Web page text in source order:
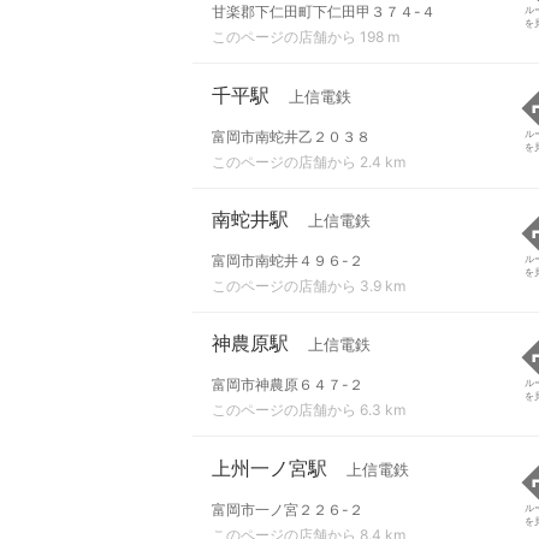
甘楽郡下仁田町下仁田甲３７４-４
このページの店舗から 198 m
ル
を
千平駅 上信電鉄
富岡市南蛇井乙２０３８
このページの店舗から 2.4 km
ル
を
南蛇井駅 上信電鉄
富岡市南蛇井４９６-２
このページの店舗から 3.9 km
ル
を
神農原駅 上信電鉄
富岡市神農原６４７-２
このページの店舗から 6.3 km
ル
を
上州一ノ宮駅 上信電鉄
富岡市一ノ宮２２６-２
このページの店舗から 8.4 km
ル
を